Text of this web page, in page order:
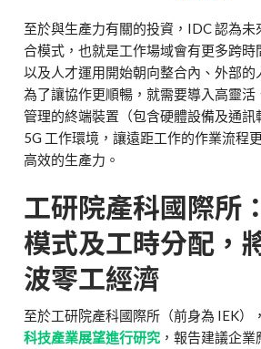
至於與生產力有關的投資，IDC 認為未
合模式，也就是工作場域會有更多跨時
以及人才運用開始朝向整合內、外部
為了讓協作更順暢，就需要導入高靈
管理的終端裝置（包含硬體設備及通訊
5G 工作環境，讓遠距工作的作業流程
高效的生產力。
工研院產科國際所
模式及工時分配，
波零工經濟
至於工研院產科國際所（前身為 IEK），
科技產業展望進行研究 ，報告建議企